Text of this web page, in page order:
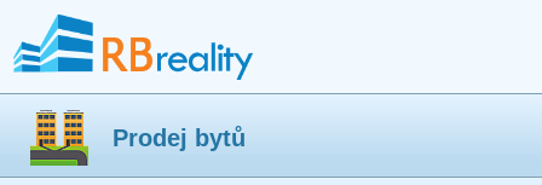
Prodej bytů